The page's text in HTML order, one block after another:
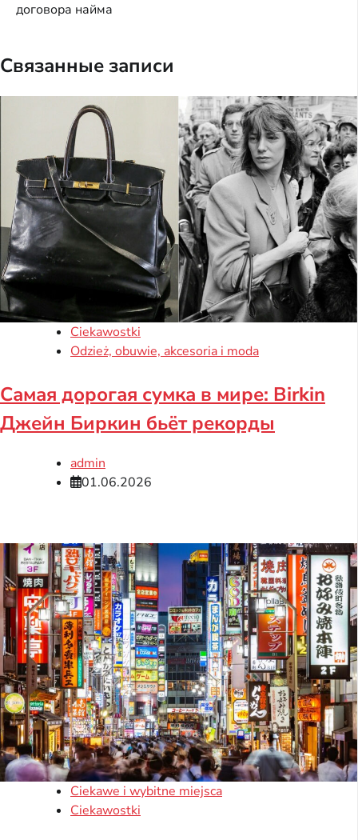
договора найма
Связанные записи
Ciekawostki
Odzież, obuwie, akcesoria i moda
Самая дорогая сумка в мире: Birkin
Джейн Биркин бьёт рекорды
admin
01.06.2026
Ciekawe i wybitne miejsca
Ciekawostki